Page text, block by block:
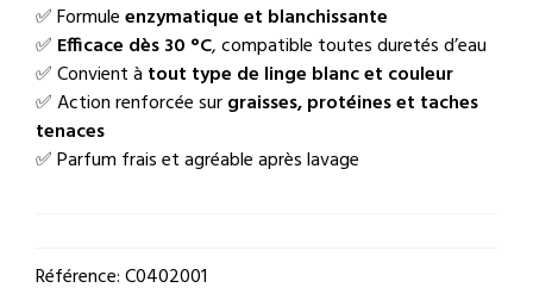
✅ Formuleenzymatique et blanchissante
✅ Efficace dès 30 °C, compatible toutes duretés d’eau
✅ Convient à tout type de linge blanc et couleur
✅ Action renforcée surgraisses, protéines et taches
tenaces
✅ Parfum frais et agréable après lavage
Référence:C0402001